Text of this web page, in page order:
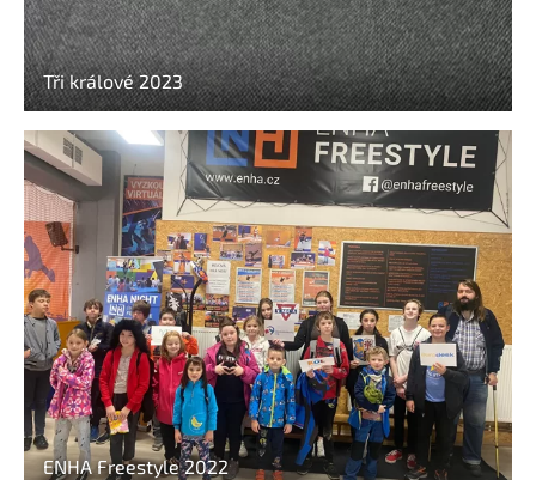
Tři králové 2023
ENHA Freestyle 2022